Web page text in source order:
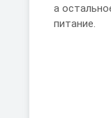
а
питание.